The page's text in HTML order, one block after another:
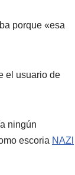
porque «esa
el usuario de
ningún
escoria NAZl